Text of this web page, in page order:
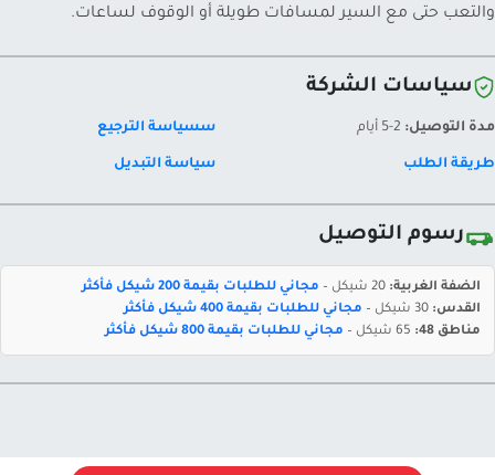
والتعب حتى مع السير لمسافات طويلة أو الوقوف لساعات.
سياسات الشركة
مدة التوصيل: سسياسة الترجيع
طريقة الطلب سياسة التبديل
رسوم التوصيل
الضفة الغربية:
مجاني للطلبات بقيمة 200 شيكل فأكثر
القدس:
مجاني للطلبات بقيمة 400 شيكل فأكثر
مناطق 48:
مجاني للطلبات بقيمة 800 شيكل فأكثر